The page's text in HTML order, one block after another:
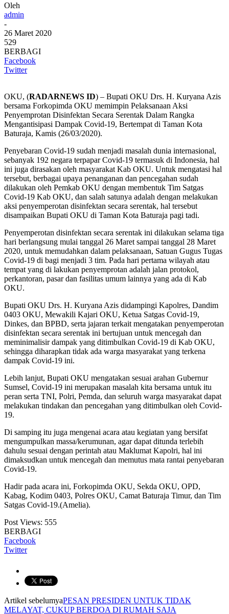
Oleh
admin
-
26 Maret 2020
529
BERBAGI
Facebook
Twitter
OKU, (RADARNEWS ID) – Bupati OKU Drs. H. Kuryana Azis
bersama Forkopimda OKU memimpin Pelaksanaan Aksi
Penyemprotan Disinfektan Secara Serentak Dalam Rangka
Mengantisipasi Dampak Covid-19, Bertempat di Taman Kota
Baturaja, Kamis (26/03/2020).
Penyebaran Covid-19 sudah menjadi masalah dunia internasional,
sebanyak 192 negara terpapar Covid-19 termasuk di Indonesia, hal
ini juga dirasakan oleh masyarakat Kab OKU. Untuk mengatasi hal
tersebut, berbagai upaya penanganan dan pencegahan sudah
dilakukan oleh Pemkab OKU dengan membentuk Tim Satgas
Covid-19 Kab OKU, dan salah satunya adalah dengan melakukan
aksi penyemperotan disinfektan secara serentak, hal tersebut
disampaikan Bupati OKU di Taman Kota Baturaja pagi tadi.
Penyemperotan disinfektan secara serentak ini dilakukan selama tiga
hari berlangsung mulai tanggal 26 Maret sampai tanggal 28 Maret
2020, untuk memudahkan dalam pelaksanaan, Satuan Gugus Tugas
Covid-19 di bagi menjadi 3 tim. Pada hari pertama wilayah atau
tempat yang di lakukan penyemprotan adalah jalan protokol,
perkantoran, pasar dan fasilitas umum lainnya yang ada di Kab
OKU.
Bupati OKU Drs. H. Kuryana Azis didampingi Kapolres, Dandim
0403 OKU, Mewakili Kajari OKU, Ketua Satgas Covid-19,
Dinkes, dan BPBD, serta jajaran terkait mengatakan penyemperotan
disinfektan secara serentak ini bertujuan untuk mencegah dan
meminimalisir dampak yang ditimbulkan Covid-19 di Kab OKU,
sehingga diharapkan tidak ada warga masyarakat yang terkena
dampak Covid-19 ini.
Lebih lanjut, Bupati OKU mengatakan sesuai arahan Gubernur
Sumsel, Covid-19 ini merupakan masalah kita bersama untuk itu
peran serta TNI, Polri, Pemda, dan seluruh warga masyarakat dapat
melakukan tindakan dan pencegahan yang ditimbulkan oleh Covid-
19.
Di samping itu juga mengenai acara atau kegiatan yang bersifat
mengumpulkan massa/kerumunan, agar dapat ditunda terlebih
dahulu sesuai dengan perintah atau Maklumat Kapolri, hal ini
dimaksudkan untuk mencegah dan memutus mata rantai penyebaran
Covid-19.
Hadir pada acara ini, Forkopimda OKU, Sekda OKU, OPD,
Kabag, Kodim 0403, Polres OKU, Camat Baturaja Timur, dan Tim
Satgas Covid-19.(Amelia).
Post Views: 555
BERBAGI
Facebook
Twitter
Artikel sebelumyaPESAN PRESIDEN UNTUK TIDAK
MELAYAT, CUKUP BERDOA DI RUMAH SAJA